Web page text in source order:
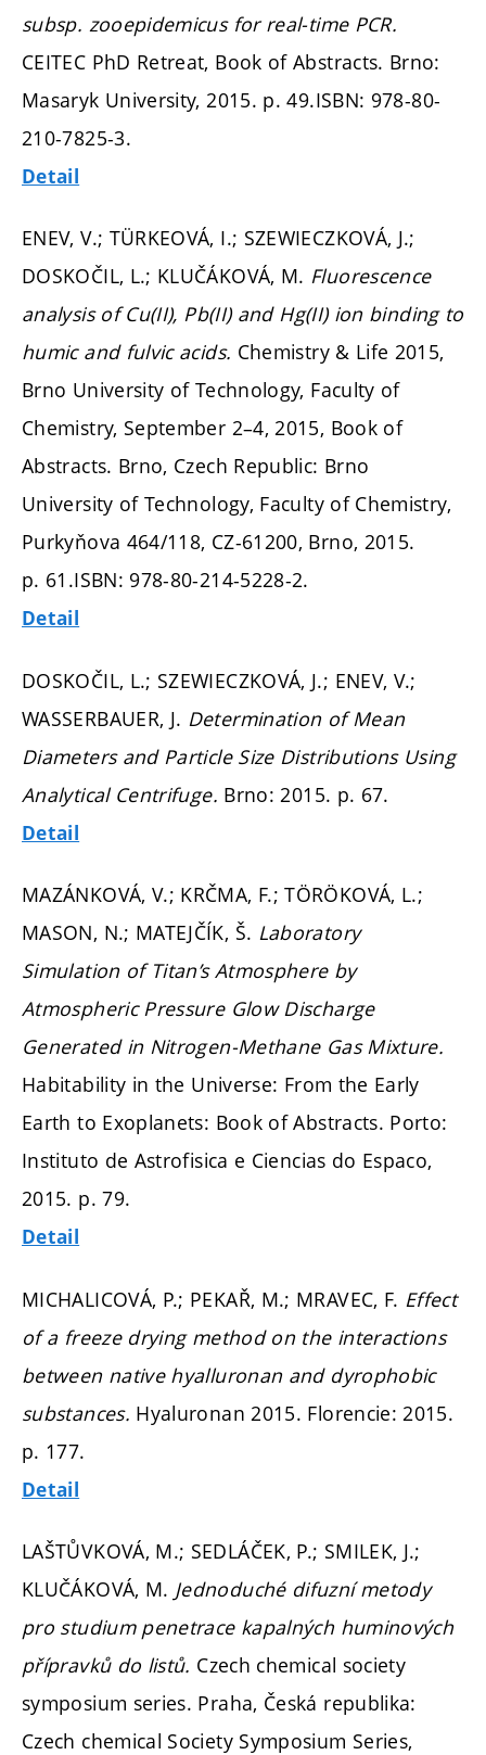
subsp. zooepidemicus for real-time PCR.
CEITEC PhD Retreat, Book of Abstracts. Brno:
Masaryk University, 2015. p. 49.ISBN: 978-80-
210-7825-3.
Detail
ENEV, V.; TÜRKEOVÁ, I.; SZEWIECZKOVÁ, J.;
DOSKOČIL, L.; KLUČÁKOVÁ, M. Fluorescence
analysis of Cu(II), Pb(II) and Hg(II) ion binding to
humic and fulvic acids. Chemistry & Life 2015,
Brno University of Technology, Faculty of
Chemistry, September 2–4, 2015, Book of
Abstracts. Brno, Czech Republic: Brno
University of Technology, Faculty of Chemistry,
Purkyňova 464/118, CZ-61200, Brno, 2015.
p. 61.ISBN: 978-80-214-5228-2.
Detail
DOSKOČIL, L.; SZEWIECZKOVÁ, J.; ENEV, V.;
WASSERBAUER, J. Determination of Mean
Diameters and Particle Size Distributions Using
Analytical Centrifuge. Brno: 2015. p. 67.
Detail
MAZÁNKOVÁ, V.; KRČMA, F.; TÖRÖKOVÁ, L.;
MASON, N.; MATEJČÍK, Š. Laboratory
Simulation of Titan’s Atmosphere by
Atmospheric Pressure Glow Discharge
Generated in Nitrogen-Methane Gas Mixture.
Habitability in the Universe: From the Early
Earth to Exoplanets: Book of Abstracts. Porto:
Instituto de Astrofisica e Ciencias do Espaco,
2015. p. 79.
Detail
MICHALICOVÁ, P.; PEKAŘ, M.; MRAVEC, F. Effect
of a freeze drying method on the interactions
between native hyalluronan and dyrophobic
substances. Hyaluronan 2015. Florencie: 2015.
p. 177.
Detail
LAŠTŮVKOVÁ, M.; SEDLÁČEK, P.; SMILEK, J.;
KLUČÁKOVÁ, M. Jednoduché difuzní metody
pro studium penetrace kapalných huminových
přípravků do listů. Czech chemical society
symposium series. Praha, Česká republika:
Czech chemical Society Symposium Series,